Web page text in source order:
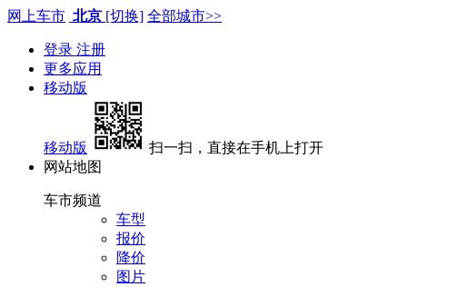
网上车市 北京 [切换] 全部城市>>
登录 注册
更多应用
移动版
移动版
扫一扫，直接在手机上打开
网站地图
车市频道
车型
报价
降价
图片